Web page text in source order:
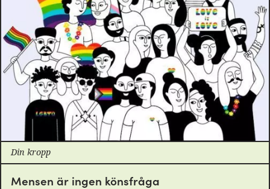
Din kropp
Mensen är ingen könsfråga